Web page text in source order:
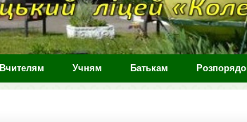
Вчителям Учням Батькам